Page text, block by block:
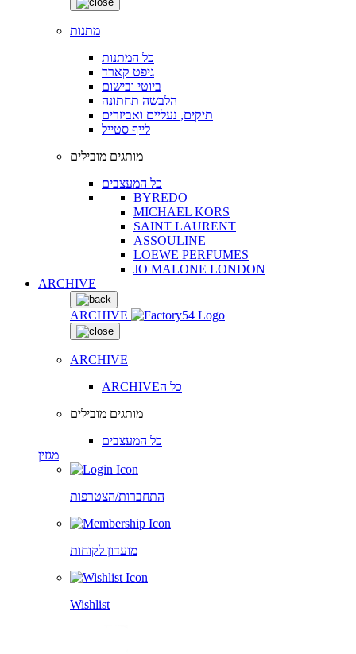
מתנות
כל המתנות
גיפט קארד
ביוטי ובישום
הלבשה תחתונה
תיקים, נעליים ואביזרים
לייף סטייל
מותגים מובילים
כל המעצבים
BYREDO
MICHAEL KORS
SAINT LAURENT
ASSOULINE
LOEWE PERFUMES
JO MALONE LONDON
ARCHIVE
ARCHIVE
ARCHIVE
ARCHIVEכל ה
מותגים מובילים
כל המעצבים
מגזין
התחברות/הצטרפות
מועדון לקוחות
Wishlist